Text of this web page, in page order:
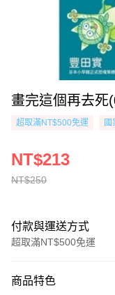
畫完這個再去死
超取滿NT$500免運 國
NT$250
NT$213
付款與運送方式
超取滿NT$500免運
信用卡一次付款
商品特色